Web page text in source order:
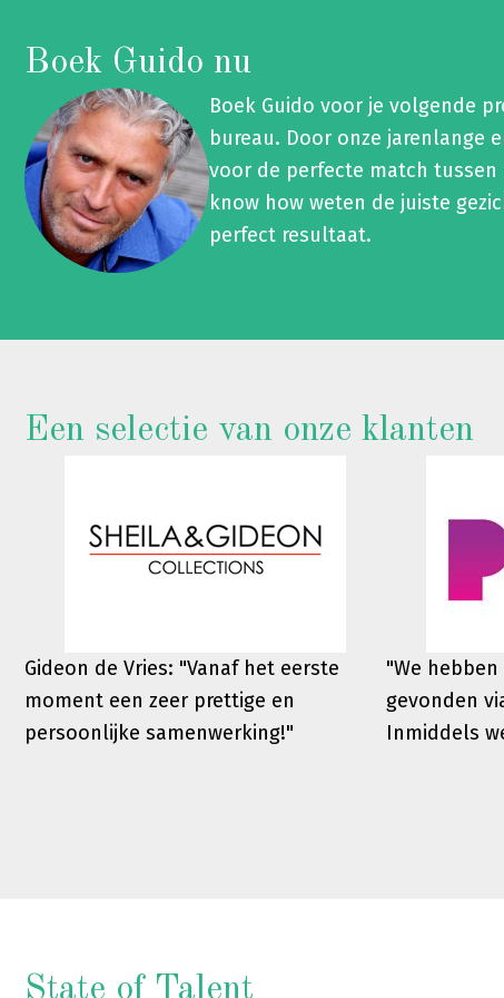
Boek Guido nu
Boek Guido voor je volgende
bureau. Door onze jarenlange
voor de perfecte match
know how weten de juiste
perfect resultaat.
Een selectie van onze klanten
Gideon de Vries: "Vanaf het eerste
moment een zeer prettige en
persoonlijke samenwerking!"
"We
gevonden
Inmiddels
State of Talent